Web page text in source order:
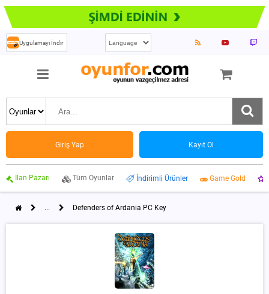
Uygulamayı İndir
Giriş Yap Kayıt Ol
İlan Pazarı Tüm Oyunlar İndirimli Ürünler Game Gold
... Defenders of Ardania PC Key